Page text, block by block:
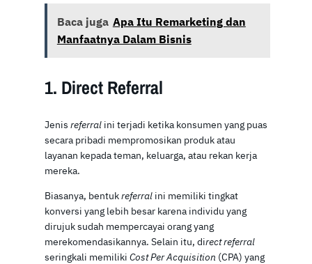
Baca juga Apa Itu Remarketing dan
Manfaatnya Dalam Bisnis
1. Direct Referral
Jenis referral ini terjadi ketika konsumen yang puas
secara pribadi mempromosikan produk atau
layanan kepada teman, keluarga, atau rekan kerja
mereka.
Biasanya, bentukreferral ini memiliki tingkat
konversi yang lebih besar karena individu yang
dirujuk sudah mempercayai orang yang
merekomendasikannya. Selain itu, direct referral
seringkali memiliki Cost Per Acquisition (CPA) yang